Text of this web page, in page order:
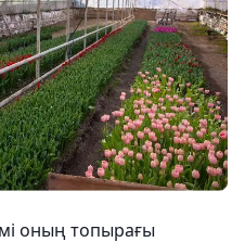
оның топырағы